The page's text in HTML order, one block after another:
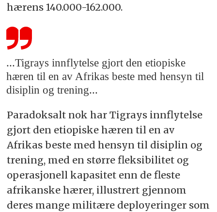
hærens 140.000-162.000.
...Tigrays innflytelse gjort den etiopiske
hæren til en av Afrikas beste med hensyn til
disiplin og trening...
Paradoksalt nok har Tigrays innflytelse
gjort den etiopiske hæren til en av
Afrikas beste med hensyn til disiplin og
trening, med en større fleksibilitet og
operasjonell kapasitet enn de fleste
afrikanske hærer, illustrert gjennom
deres mange militære deployeringer som